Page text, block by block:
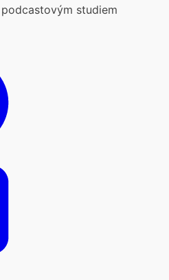
studiem